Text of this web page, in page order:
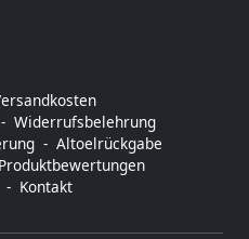
Widerrufsbelehrung
Altoelrückgabe
Produktbewertungen
Kontakt